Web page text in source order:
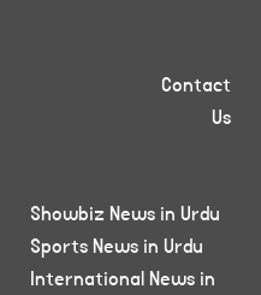
Contact
Us
Showbiz News in Urdu
Sports News in Urdu
International News in